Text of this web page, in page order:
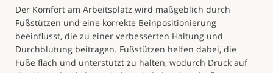
Der Komfort am Arbeitsplatz wird maßgeblich durch
Fußstützen und eine korrekte Beinpositionierung
beeinflusst, die zu einer verbesserten Haltung und
Durchblutung beitragen. Fußstützen helfen dabei, die
Füße flach und unterstützt zu halten, wodurch Druck auf